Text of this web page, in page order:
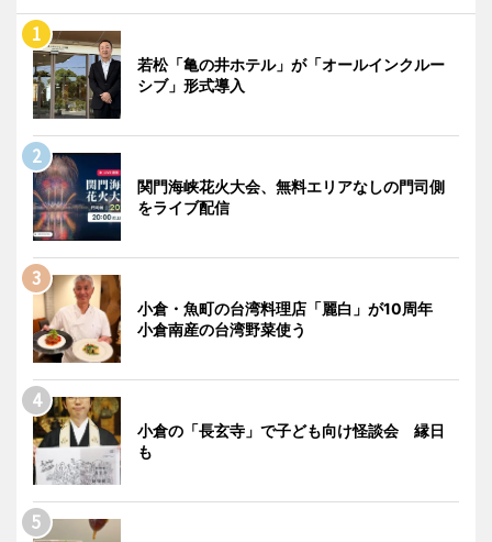
若松「亀の井ホテル」が「オールインクルー
シブ」形式導入
関門海峡花火大会、無料エリアなしの門司側
をライブ配信
小倉・魚町の台湾料理店「麗白」が10周年
小倉南産の台湾野菜使う
小倉の「長玄寺」で子ども向け怪談会 縁日
も